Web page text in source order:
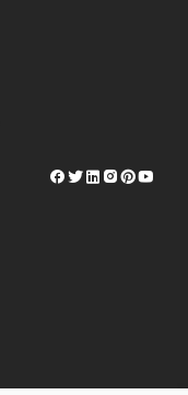
Herschel
Herschel
Herschel
Herschel
Herschel